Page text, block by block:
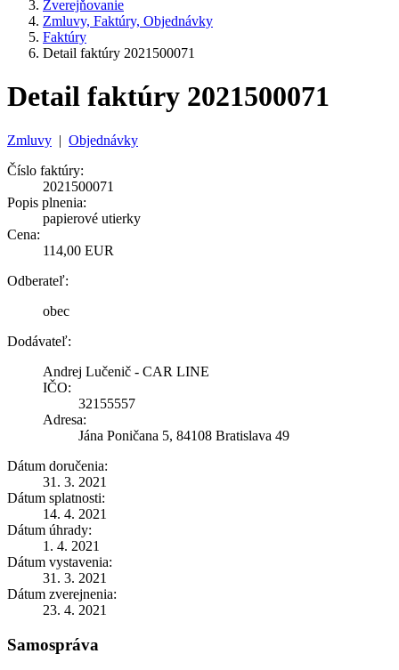
Zverejňovanie
Zmluvy, Faktúry, Objednávky
Faktúry
Detail faktúry 2021500071
Detail faktúry 2021500071
Zmluvy | Objednávky
Číslo faktúry:
2021500071
Popis plnenia:
papierové utierky
Cena:
114,00 EUR
Odberateľ:
obec
Dodávateľ:
Andrej Lučenič - CAR LINE
IČO:
32155557
Adresa:
Jána Poničana 5, 84108 Bratislava 49
Dátum doručenia:
31. 3. 2021
Dátum splatnosti:
14. 4. 2021
Dátum úhrady:
1. 4. 2021
Dátum vystavenia:
31. 3. 2021
Dátum zverejnenia:
23. 4. 2021
Samospráva